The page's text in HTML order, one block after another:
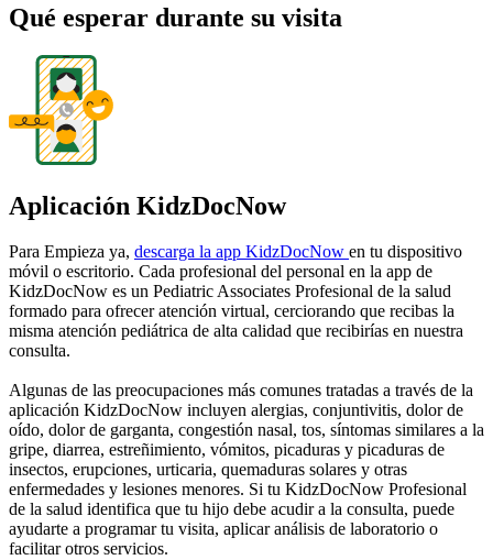
Qué esperar durante su visita
Aplicación KidzDocNow
Para Empieza ya, descarga la app KidzDocNow en tu dispositivo
móvil o escritorio. Cada profesional del personal en la app de
KidzDocNow es un Pediatric Associates Profesional de la salud
formado para ofrecer atención virtual, cerciorando que recibas la
misma atención pediátrica de alta calidad que recibirías en nuestra
consulta.
Algunas de las preocupaciones más comunes tratadas a través de la
aplicación KidzDocNow incluyen alergias, conjuntivitis, dolor de
oído, dolor de garganta, congestión nasal, tos, síntomas similares a la
gripe, diarrea, estreñimiento, vómitos, picaduras y picaduras de
insectos, erupciones, urticaria, quemaduras solares y otras
enfermedades y lesiones menores. Si tu KidzDocNow Profesional
de la salud identifica que tu hijo debe acudir a la consulta, puede
ayudarte a programar tu visita, aplicar análisis de laboratorio o
facilitar otros servicios.